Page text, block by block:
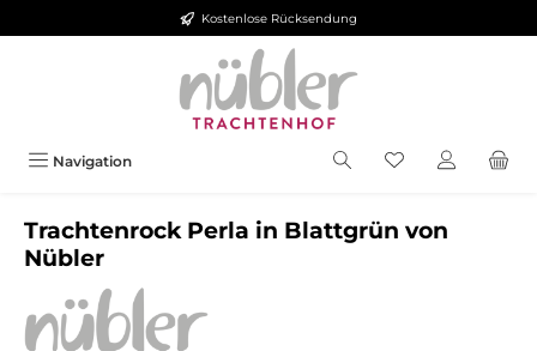
Zum Hauptinhalt springen Kostenlose Rücksendung
Navigation
Trachtenrock Perla in Blattgrün von
Nübler